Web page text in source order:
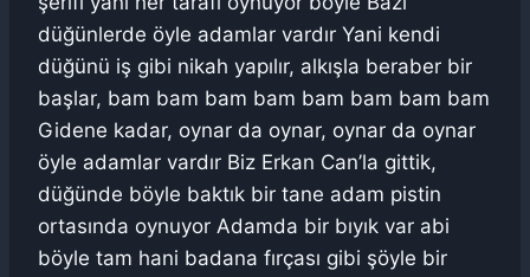
düğünlerde öyle adamlar vardır Yani kendi
düğünü iş gibi nikah yapılır, alkışla beraber bir
başlar, bam bam bam bam bam bam bam bam
Gidene kadar, oynar da oynar, oynar da oynar
öyle adamlar vardır Biz Erkan Can’la gittik,
düğünde böyle baktık bir tane adam pistin
ortasında oynuyor Adamda bir bıyık var abi
böyle tam hani badana fırçası gibi şöyle bir